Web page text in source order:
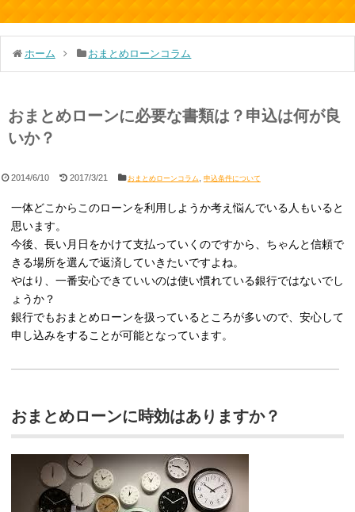
ホーム おまとめローンコラム
おまとめローンに必要な書類は？申込は何が良
いか？
2014/6/10 2017/3/21 おまとめローンコラム 申込条件について
一体どこからこのローンを利用しようか考え悩んでいる人もいると
思います。
今後、長い月日をかけて支払っていくのですから、ちゃんと信頼で
きる場所を選んで返済していきたいですよね。
やはり、一番安心できていいのは使い慣れている銀行ではないでし
ょうか？
銀行でもおまとめローンを扱っているところが多いので、安心して
申し込みをすることが可能となっています。
おまとめローンに時効はありますか？